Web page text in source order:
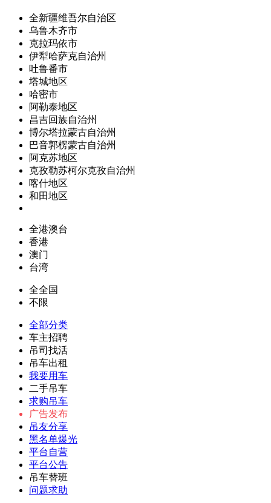
全新疆维吾尔自治区
乌鲁木齐市
克拉玛依市
伊犁哈萨克自治州
吐鲁番市
塔城地区
哈密市
阿勒泰地区
昌吉回族自治州
博尔塔拉蒙古自治州
巴音郭楞蒙古自治州
阿克苏地区
克孜勒苏柯尔克孜自治州
喀什地区
和田地区
全港澳台
香港
澳门
台湾
全全国
不限
全部分类
车主招聘
吊司找活
吊车出租
我要用车
二手吊车
求购吊车
广告发布
吊友分享
黑名单爆光
平台自营
平台公告
吊车替班
问题求助